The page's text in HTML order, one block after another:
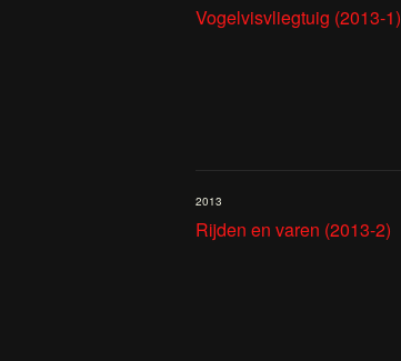
Vogelvisvliegtuig (2013-1)
Rijden en varen (2013-2)
2013